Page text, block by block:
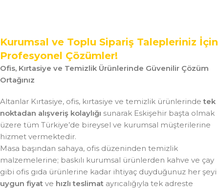
Kurumsal ve Toplu Sipariş Talepleriniz İçin
Profesyonel Çözümler!
Ofis, Kırtasiye ve Temizlik Ürünlerinde Güvenilir Çözüm
Ortağınız
Altanlar Kırtasiye, ofis, kırtasiye ve temizlik ürünlerindetek
noktadan alışveriş kolaylığı sunarak Eskişehir başta olmak
üzere tüm Türkiye’de bireysel ve kurumsal müşterilerine
hizmet vermektedir.
Masa başından sahaya, ofis düzeninden temizlik
malzemelerine; baskılı kurumsal ürünlerden kahve ve çay
gibi ofis gıda ürünlerine kadar ihtiyaç duyduğunuz her şeyi
uygun fiyat ve hızlı teslimat ayrıcalığıyla tek adreste